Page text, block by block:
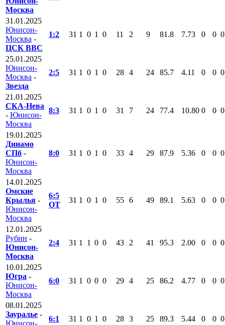
Москва
31.01.2025
Юнисон-
Москва -
ЦСК ВВС
1:2 31 1 0 1 0 11 2 9 81.8 7.73 0 0 0
25.01.2025
Юнисон-
Москва -
Звезда
2:5 31 1 0 1 0 28 4 24 85.7 4.11 0 0 0
21.01.2025
СКА-Нева
- Юнисон-
Москва
8:3 31 1 0 1 0 31 7 24 77.4 10.80 0 0 0
19.01.2025
Динамо
СПб -
Юнисон-
Москва
8:0 31 1 0 1 0 33 4 29 87.9 5.36 0 0 0
14.01.2025
Омские
Крылья -
Юнисон-
Москва
6:5
ОТ
31 1 0 1 0 55 6 49 89.1 5.63 0 0 0
12.01.2025
Рубин -
Юнисон-
Москва
2:4 31 1 1 0 0 43 2 41 95.3 2.00 0 0 0
10.01.2025
Югра -
Юнисон-
Москва
6:0 31 1 0 0 0 29 4 25 86.2 4.77 0 0 0
08.01.2025
Зауралье -
Юнисон-
6:1 31 1 0 1 0 28 3 25 89.3 5.44 0 0 0